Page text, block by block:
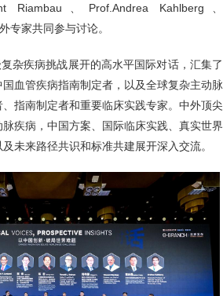
Riambau、Prof.Andrea Kahlberg、
专家共同参与讨论。
杂疾病挑战展开的高水平国际对话，汇集了
血管疾病指南制定者，以及全球复杂主动脉
指南制定者和重要临床实践专家。中外顶尖
疾病，中国方案、国际临床实践、真实世界
未来路径共识和标准共建展开深入交流。